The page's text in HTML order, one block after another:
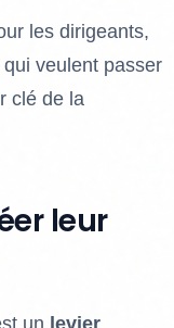
les dirigeants,
veulent passer
clé de la
leur